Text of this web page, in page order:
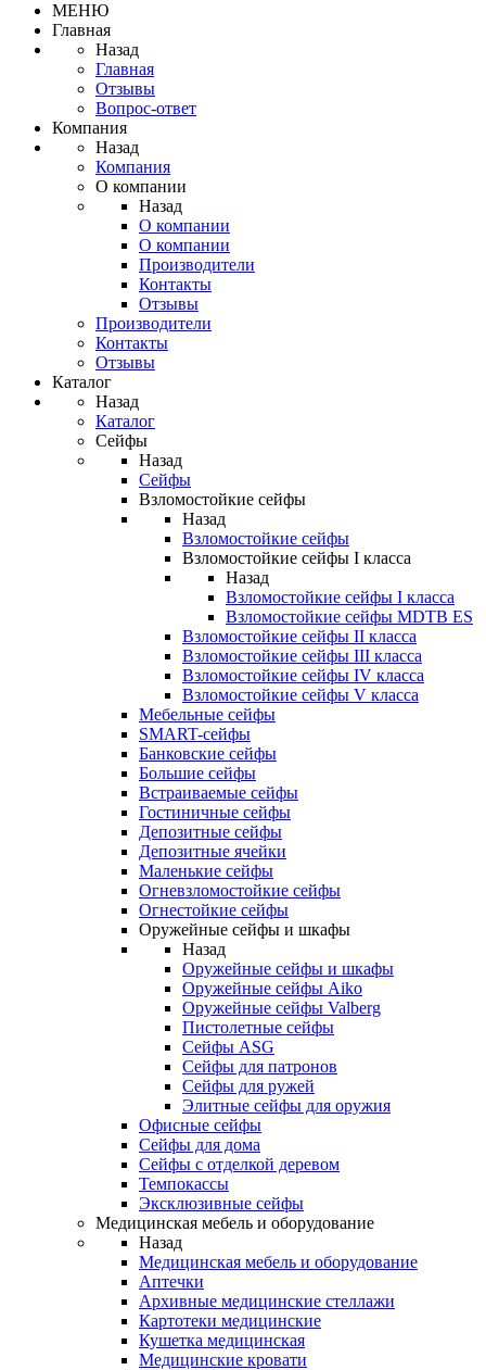
МЕНЮ
Главная
Назад
Главная
Отзывы
Вопрос-ответ
Компания
Назад
Компания
О компании
Назад
О компании
О компании
Производители
Контакты
Отзывы
Производители
Контакты
Отзывы
Каталог
Назад
Каталог
Сейфы
Назад
Сейфы
Взломостойкие сейфы
Назад
Взломостойкие сейфы
Взломостойкие сейфы I класса
Назад
Взломостойкие сейфы I класса
Взломостойкие сейфы MDTB ES
Взломостойкие сейфы II класса
Взломостойкие сейфы III класса
Взломостойкие сейфы IV класса
Взломостойкие сейфы V класса
Мебельные сейфы
SMART-сейфы
Банковские сейфы
Большие сейфы
Встраиваемые сейфы
Гостиничные сейфы
Депозитные сейфы
Депозитные ячейки
Маленькие сейфы
Огневзломостойкие сейфы
Огнестойкие сейфы
Оружейные сейфы и шкафы
Назад
Оружейные сейфы и шкафы
Оружейные сейфы Aiko
Оружейные сейфы Valberg
Пистолетные сейфы
Сейфы ASG
Сейфы для патронов
Сейфы для ружей
Элитные сейфы для оружия
Офисные сейфы
Сейфы для дома
Сейфы с отделкой деревом
Темпокассы
Эксклюзивные сейфы
Медицинская мебель и оборудование
Назад
Медицинская мебель и оборудование
Аптечки
Архивные медицинские стеллажи
Картотеки медицинские
Кушетка медицинская
Медицинские кровати